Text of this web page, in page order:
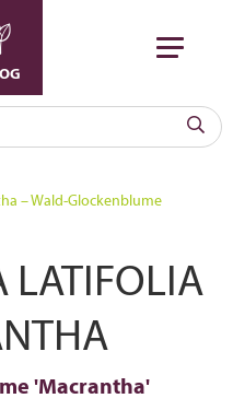
– Wald-Glockenblume
LATIFOLIA
'Macrantha'